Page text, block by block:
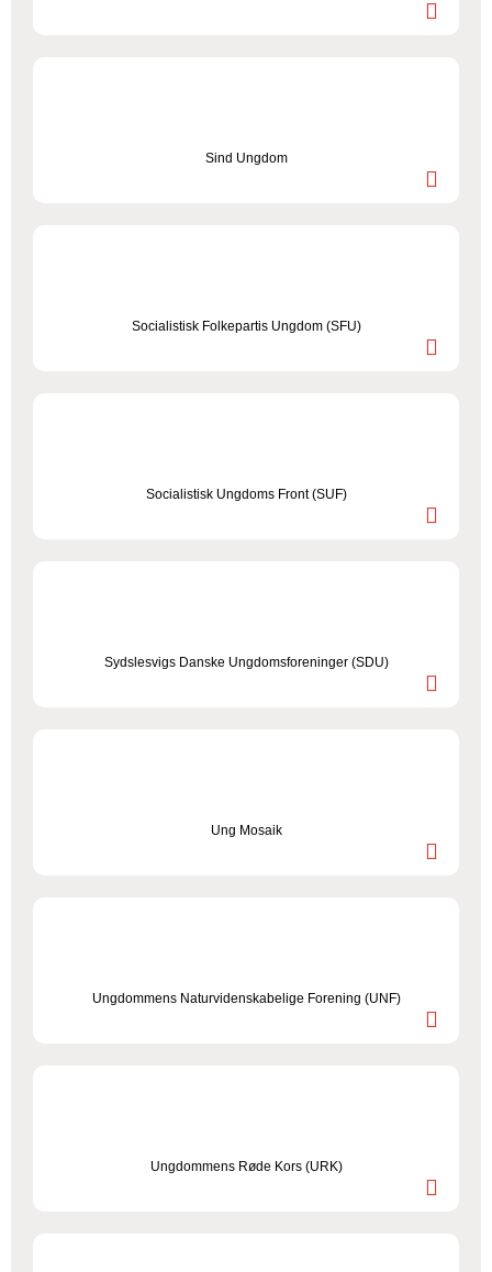
Sind Ungdom
Socialistisk Folkepartis Ungdom (SFU)
Socialistisk Ungdoms Front (SUF)
Sydslesvigs Danske Ungdomsforeninger (SDU)
Ung Mosaik
Ungdommens Naturvidenskabelige Forening (UNF)
Ungdommens Røde Kors (URK)